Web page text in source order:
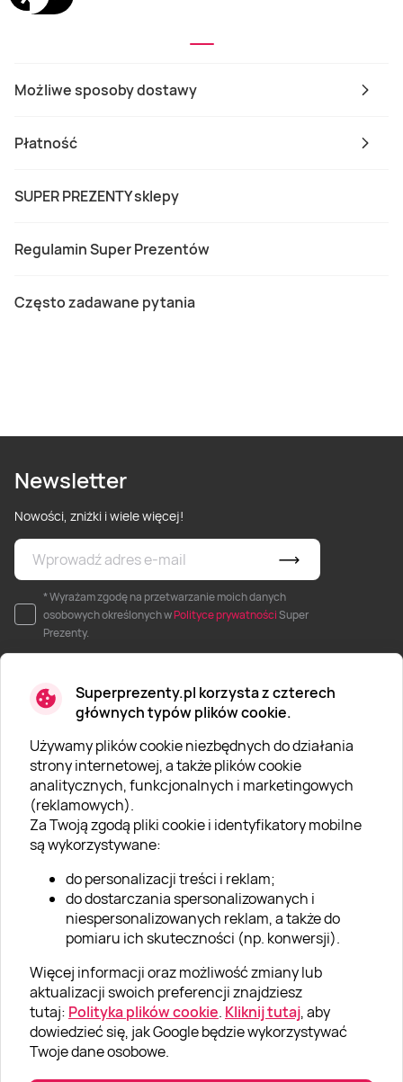
Superprezenty.pl korzysta z czterech
głównych typów plików cookie.
Używamy plików cookie niezbędnych do działania
strony internetowej, a także plików cookie
analitycznych, funkcjonalnych i marketingowych
(reklamowych).
Za Twoją zgodą pliki cookie i identyfikatory mobilne
są wykorzystywane:
do personalizacji treści i reklam;
do dostarczania spersonalizowanych i
niespersonalizowanych reklam, a także do
pomiaru ich skuteczności (np. konwersji).
Więcej informacji oraz możliwość zmiany lub
aktualizacji swoich preferencji znajdziesz
tutaj: Polityka plików cookie. Kliknij tutaj, aby
dowiedzieć się, jak Google będzie wykorzystywać
Twoje dane osobowe.
Możliwe sposoby dostawy
Płatność
SUPER PREZENTY sklepy
Regulamin Super Prezentów
Często zadawane pytania
Newsletter
Nowości, zniżki i wiele więcej!
* Wyrażam zgodę na przetwarzanie moich danych
osobowych określonych wPolityce prywatnościSuper
Prezenty.
O SUPERPREZENTY
O nas
Aktualności
Kariera w Super Prezentach
Klub Lojalnościowy
Dodaj recenzję
Informacje